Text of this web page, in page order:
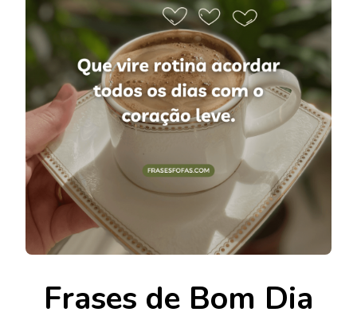
Frases de Bom Dia